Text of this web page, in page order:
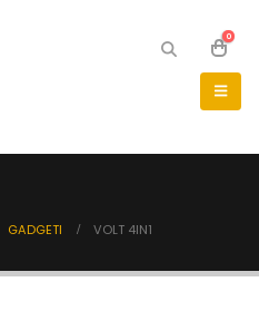
0
GADGETI VOLT 4IN1